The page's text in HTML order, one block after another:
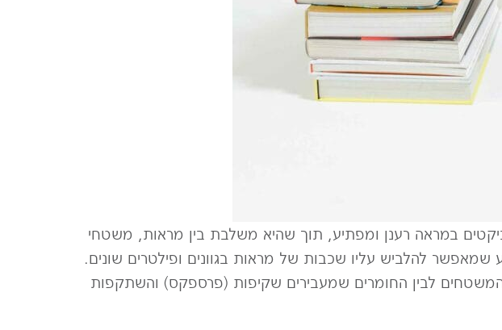
במראה רענן ומפתיע, תוך שהיא משלבת בין מראות, משטחי
שמאפשר להלביש עליו שכבות של מראות בגוונים ופילטרים שונים.
לבין החומרים שמעבירים שקיפות (פרספקס) והשתקפות